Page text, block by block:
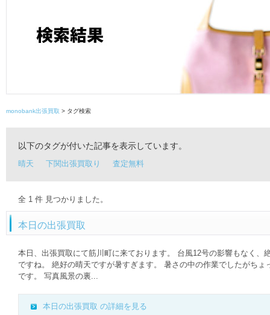
monobank出張買取 > タグ検索
以下のタグが付いた記事を表示しています。
晴天 下関出張買取り 査定無料
全 1 件 見つかりました。
本日の出張買取
本日、出張買取にて筋川町に来ております。 台風12号の影響もなく、
ですね。 絶好の晴天ですが暑すぎます。 暑さの中の作業でしたがち
です。 写真風景の裏...
本日の出張買取 の詳細を見る